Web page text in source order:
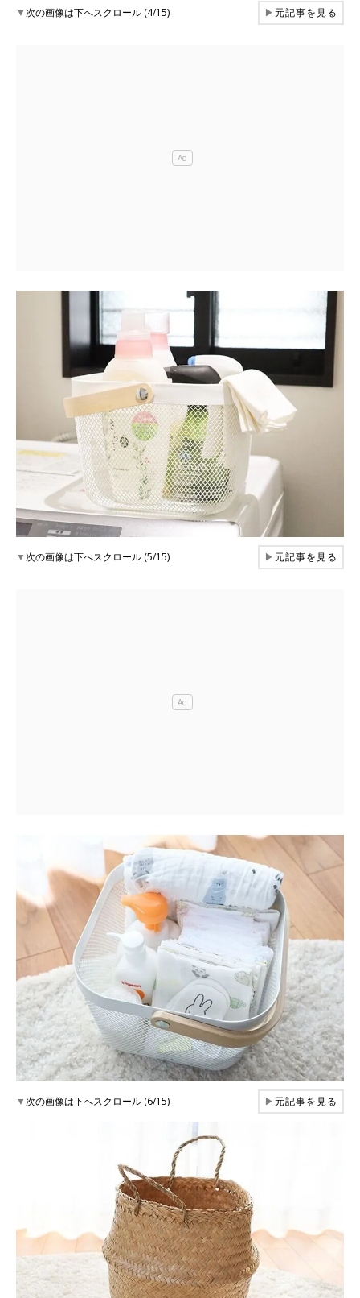
▼次の画像は下へスクロール (4/15) ▶元記事を見る
▼次の画像は下へスクロール (5/15) ▶元記事を見る
▼次の画像は下へスクロール (6/15) ▶元記事を見る